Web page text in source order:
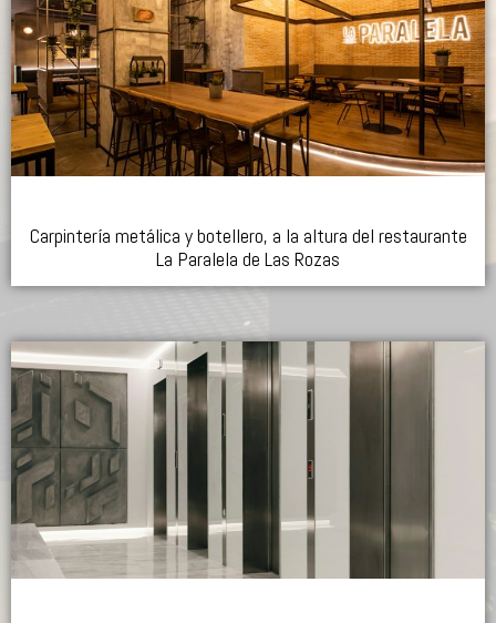
Carpintería metálica y botellero, a la altura del restaurante
La Paralela de Las Rozas